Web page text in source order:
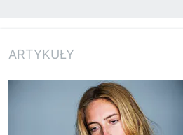
ARTYKUŁY